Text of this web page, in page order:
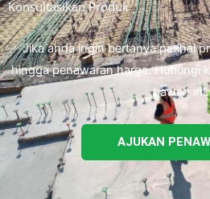
Konsultasikan Produk
Jika anda ingin bertanya perihal
hingga penawaran harga. Hubungi
bawah ini.
AJUKAN